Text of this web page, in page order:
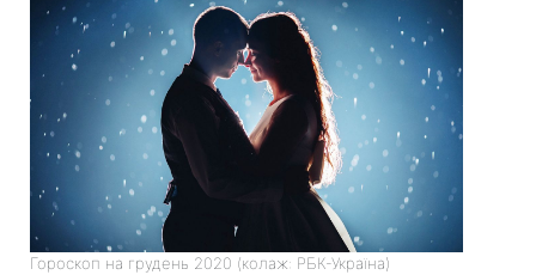
Гороскоп на грудень 2020 (колаж: РБК-Україна)